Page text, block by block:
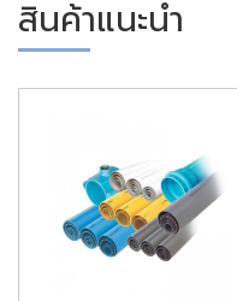
สินค้าแนะนำ